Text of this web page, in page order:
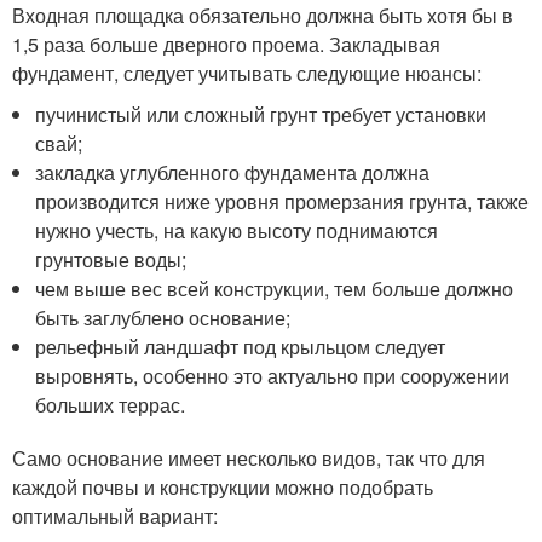
Входная площадка обязательно должна быть хотя бы в
1,5 раза больше дверного проема. Закладывая
фундамент, следует учитывать следующие нюансы:
пучинистый или сложный грунт требует установки
свай;
закладка углубленного фундамента должна
производится ниже уровня промерзания грунта, также
нужно учесть, на какую высоту поднимаются
грунтовые воды;
чем выше вес всей конструкции, тем больше должно
быть заглублено основание;
рельефный ландшафт под крыльцом следует
выровнять, особенно это актуально при сооружении
больших террас.
Само основание имеет несколько видов, так что для
каждой почвы и конструкции можно подобрать
оптимальный вариант: